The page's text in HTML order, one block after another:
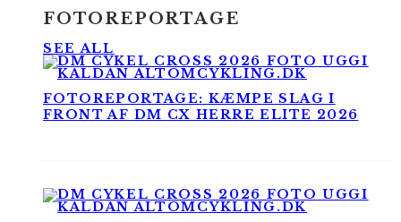
FOTOREPORTAGE
SEE ALL
FOTOREPORTAGE: KÆMPE SLAG I
FRONT AF DM CX HERRE ELITE 2026